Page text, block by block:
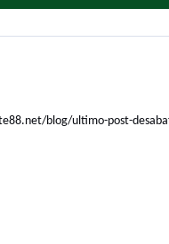
blog/ultimo-post-